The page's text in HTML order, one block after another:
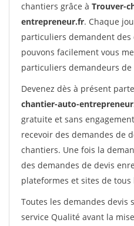
chantiers grâce à Trouver-
entrepreneur.fr. Chaque
particuliers demandent des
pouvons facilement vous
particuliers demandeurs
Devenez dès à présent
chantier-auto-
gratuite et sans
recevoir des demandes de
chantiers. Une fois la
des demandes de devis
plateformes et sites de
Toutes les demandes devis
service Qualité avant la